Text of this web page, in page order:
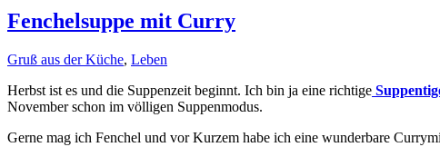
Fenchelsuppe mit Curry
Gruß aus der Küche, Leben
Herbst ist es und die Suppenzeit beginnt. Ich bin ja eine richtige
November schon im völligen Suppenmodus.
Gerne mag ich Fenchel und vor Kurzem habe ich eine wunderbare